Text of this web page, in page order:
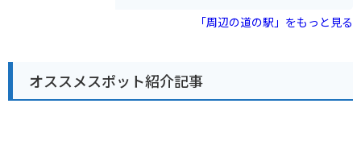
スポットとして人気です。館内には、たらこの歴史や製
造工程を学べる展示コーナーがあり、たらこについて深
お土産用のたらこも販売しているので、旅の思い出に購
入してみてはいかがでしょうか。 レストランでは、たら
こを使った様々な料理が楽しめます。定番のたらこパス
「周辺の道の駅」をもっと見る
オススメスポット紹介記事